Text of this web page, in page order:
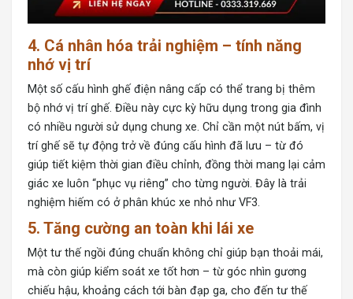
4. Cá nhân hóa trải nghiệm – tính năng
nhớ vị trí
Một số cấu hình ghế điện nâng cấp có thể trang bị thêm
bộ nhớ vị trí ghế. Điều này cực kỳ hữu dụng trong gia đình
có nhiều người sử dụng chung xe. Chỉ cần một nút bấm, vị
trí ghế sẽ tự động trở về đúng cấu hình đã lưu – từ đó
giúp tiết kiệm thời gian điều chỉnh, đồng thời mang lại cảm
giác xe luôn “phục vụ riêng” cho từng người. Đây là trải
nghiệm hiếm có ở phân khúc xe nhỏ như VF3.
5. Tăng cường an toàn khi lái xe
Một tư thế ngồi đúng chuẩn không chỉ giúp bạn thoải mái,
mà còn giúp kiểm soát xe tốt hơn – từ góc nhìn gương
chiếu hậu, khoảng cách tới bàn đạp ga, cho đến tư thế